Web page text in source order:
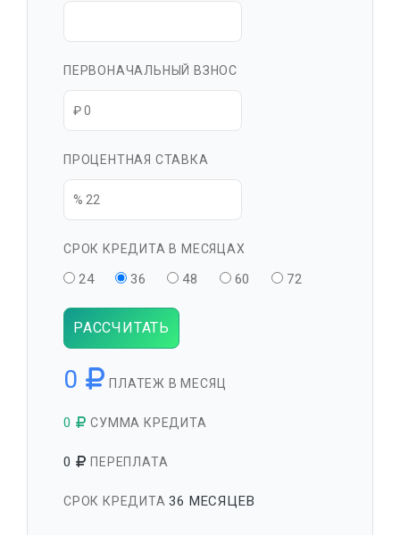
ПЕРВОНАЧАЛЬНЫЙ ВЗНОС
ПРОЦЕНТНАЯ СТАВКА
СРОК КРЕДИТА В МЕСЯЦАХ
24 36 48 60 72
РАССЧИТАТЬ
0 ПЛАТЕЖ В МЕСЯЦ
0 СУММА КРЕДИТА
0 ПЕРЕПЛАТА
СРОК КРЕДИТА36 МЕСЯЦЕВ